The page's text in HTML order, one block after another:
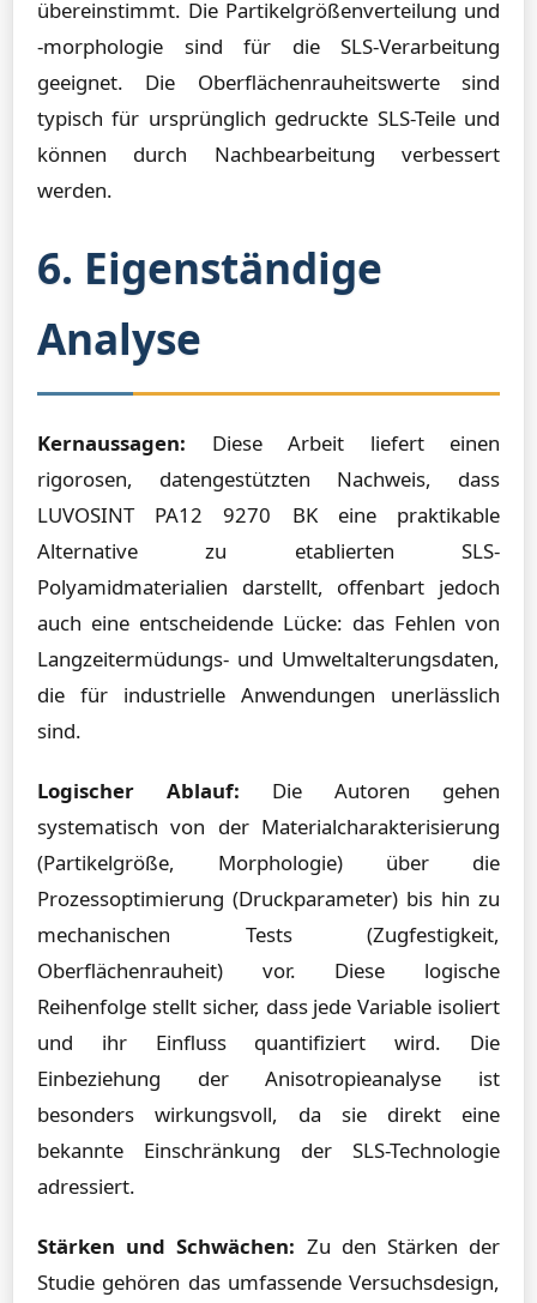
übereinstimmt. Die Partikelgrößenverteilung und
-morphologie sind für die SLS-Verarbeitung
geeignet. Die Oberflächenrauheitswerte sind
typisch für ursprünglich gedruckte SLS-Teile und
können durch Nachbearbeitung verbessert
werden.
6. Eigenständige
Analyse
Kernaussagen: Diese Arbeit liefert einen
rigorosen, datengestützten Nachweis, dass
LUVOSINT PA12 9270 BK eine praktikable
Alternative zu etablierten SLS-
Polyamidmaterialien darstellt, offenbart jedoch
auch eine entscheidende Lücke: das Fehlen von
Langzeitermüdungs- und Umweltalterungsdaten,
die für industrielle Anwendungen unerlässlich
sind.
Logischer Ablauf: Die Autoren gehen
systematisch von der Materialcharakterisierung
(Partikelgröße, Morphologie) über die
Prozessoptimierung (Druckparameter) bis hin zu
mechanischen Tests (Zugfestigkeit,
Oberflächenrauheit) vor. Diese logische
Reihenfolge stellt sicher, dass jede Variable isoliert
und ihr Einfluss quantifiziert wird. Die
Einbeziehung der Anisotropieanalyse ist
besonders wirkungsvoll, da sie direkt eine
bekannte Einschränkung der SLS-Technologie
adressiert.
Stärken und Schwächen: Zu den Stärken der
Studie gehören das umfassende Versuchsdesign,